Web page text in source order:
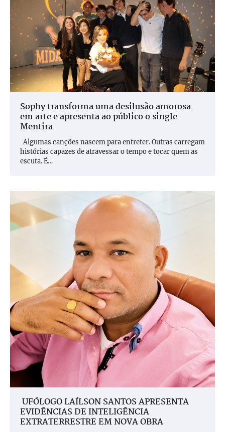
Sophy transforma uma desilusão amorosa
em arte e apresenta ao público o single
Mentira
Algumas canções nascem para entreter. Outras carregam
histórias capazes de atravessar o tempo e tocar quem as
escuta. É…
UFÓLOGO LAÍLSON SANTOS APRESENTA
EVIDÊNCIAS DE INTELIGÊNCIA
EXTRATERRESTRE EM NOVA OBRA